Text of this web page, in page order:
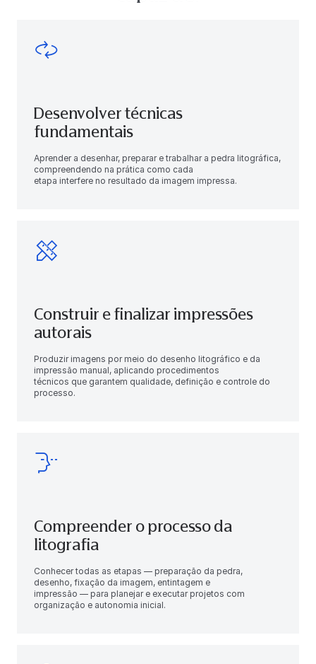
Desenvolver técnicas
fundamentais
Aprender a desenhar, preparar e trabalhar a pedra litográfica,
compreendendo na prática como cada
etapa interfere no resultado da imagem impressa.
Construir e finalizar impressões
autorais
Produzir imagens por meio do desenho litográfico e da
impressão manual, aplicando procedimentos
técnicos que garantem qualidade, definição e controle do
processo.
Compreender o processo da
litografia
Conhecer todas as etapas — preparação da pedra,
desenho, fixação da imagem, entintagem e
impressão — para planejar e executar projetos com
organização e autonomia inicial.